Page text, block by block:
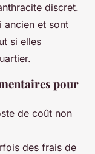
discret.
ancien et sont
si elles
pour
de coût non
des frais de